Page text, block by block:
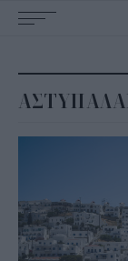
navigation